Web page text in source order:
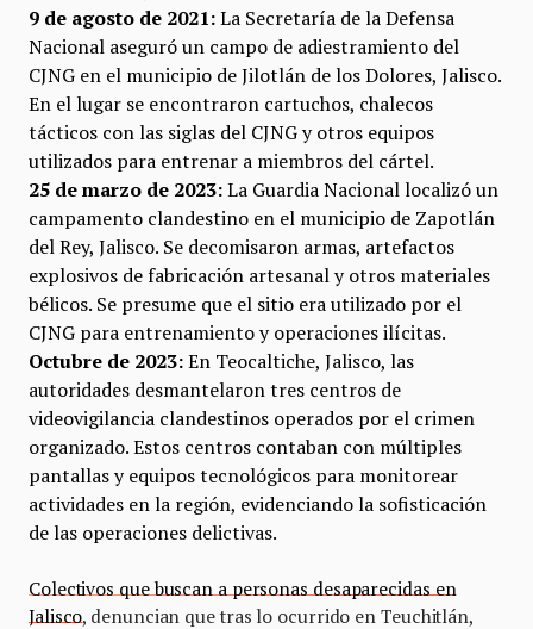
9 de agosto de 2021:La Secretaría de la Defensa
Nacional aseguró un campo de adiestramiento del
CJNG en el municipio de Jilotlán de los Dolores, Jalisco.
En el lugar se encontraron cartuchos, chalecos
tácticos con las siglas del CJNG y otros equipos
utilizados para entrenar a miembros del cártel.
25 de marzo de 2023:La Guardia Nacional localizó un
campamento clandestino en el municipio de Zapotlán
del Rey, Jalisco. Se decomisaron armas, artefactos
explosivos de fabricación artesanal y otros materiales
bélicos. Se presume que el sitio era utilizado por el
CJNG para entrenamiento y operaciones ilícitas.
Octubre de 2023:En Teocaltiche, Jalisco, las
autoridades desmantelaron tres centros de
videovigilancia clandestinos operados por el crimen
organizado. Estos centros contaban con múltiples
pantallas y equipos tecnológicos para monitorear
actividades en la región, evidenciando la sofisticación
de las operaciones delictivas.
Colectivos que buscan a personas desaparecidas en
Jalisco, denuncian que tras lo ocurrido en Teuchitlán,